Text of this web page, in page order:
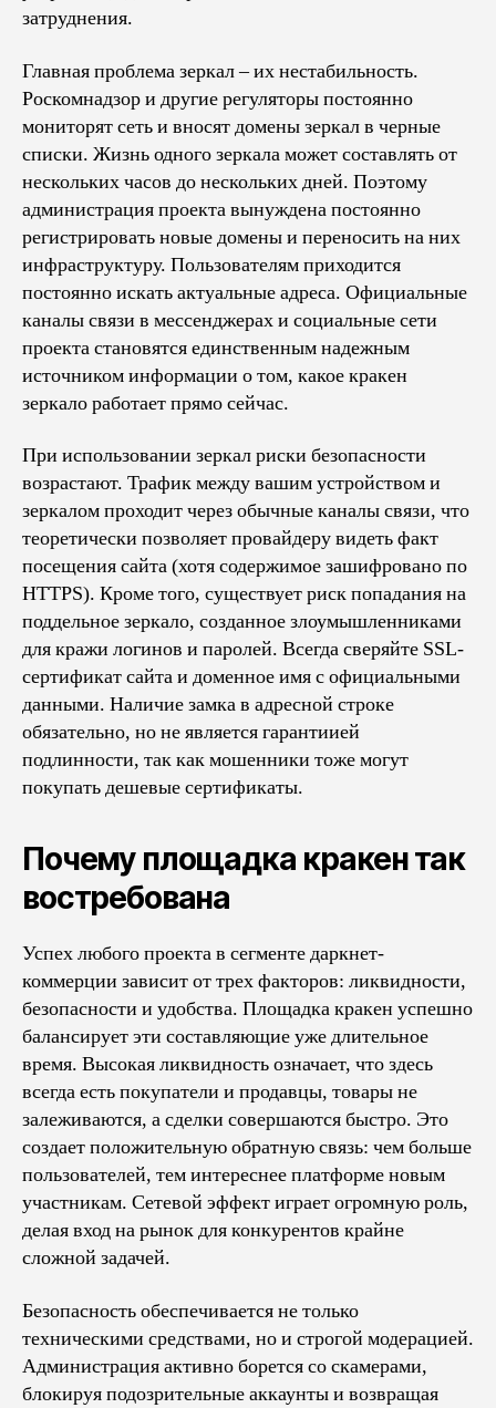
затруднения.
Главная проблема зеркал – их нестабильность.
Роскомнадзор и другие регуляторы постоянно
мониторят сеть и вносят домены зеркал в черные
списки. Жизнь одного зеркала может составлять от
нескольких часов до нескольких дней. Поэтому
администрация проекта вынуждена постоянно
регистрировать новые домены и переносить на них
инфраструктуру. Пользователям приходится
постоянно искать актуальные адреса. Официальные
каналы связи в мессенджерах и социальные сети
проекта становятся единственным надежным
источником информации о том, какое кракен
зеркало работает прямо сейчас.
При использовании зеркал риски безопасности
возрастают. Трафик между вашим устройством и
зеркалом проходит через обычные каналы связи, что
теоретически позволяет провайдеру видеть факт
посещения сайта (хотя содержимое зашифровано по
HTTPS). Кроме того, существует риск попадания на
поддельное зеркало, созданное злоумышленниками
для кражи логинов и паролей. Всегда сверяйте SSL-
сертификат сайта и доменное имя с официальными
данными. Наличие замка в адресной строке
обязательно, но не является гарантиией
подлинности, так как мошенники тоже могут
покупать дешевые сертификаты.
Почему площадка кракен так
востребована
Успех любого проекта в сегменте даркнет-
коммерции зависит от трех факторов: ликвидности,
безопасности и удобства. Площадка кракен успешно
балансирует эти составляющие уже длительное
время. Высокая ликвидность означает, что здесь
всегда есть покупатели и продавцы, товары не
залеживаются, а сделки совершаются быстро. Это
создает положительную обратную связь: чем больше
пользователей, тем интереснее платформе новым
участникам. Сетевой эффект играет огромную роль,
делая вход на рынок для конкурентов крайне
сложной задачей.
Безопасность обеспечивается не только
техническими средствами, но и строгой модерацией.
Администрация активно борется со скамерами,
блокируя подозрительные аккаунты и возвращая